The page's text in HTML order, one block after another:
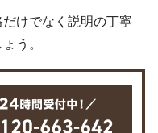
けでなく説明の丁寧
う。